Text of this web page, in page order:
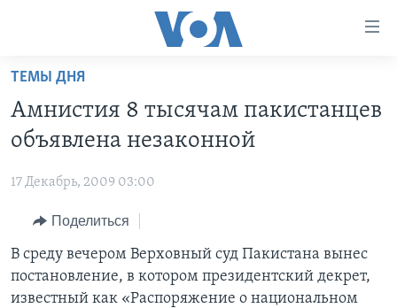
Перейти
основной
контент
навигации
Перейти
поиск
ПРОГРАММЫ
НОВОСТИ ЗА МИНУТУ
ИТОГИ
ПОЧЕМУ ЭТО ВАЖНО?
ДИСКУССИЯ VOA
УЧИМ АНГЛИЙСКИЙ
НАША АМЕРИКАНСКАЯ ИСТОРИЯ
А КАК В АМЕРИКЕ?
ЭКСПЕРТИЗА
ИНТЕРВЬЮ
ФАКТЫ ПРОТИВ ФЕЙКОВ
ЗА СВОБОДУ ПРЕССЫ
ТЕМЫ ДНЯ
Амнистия 8 тысячам пакистанцев
объявлена незаконной
17 Декабрь, 2009 03:00
Поделиться
В среду вечером Верховный суд Пакистана вынес
постановление, в котором президентский декрет,
известный как «Распоряжение о национальном